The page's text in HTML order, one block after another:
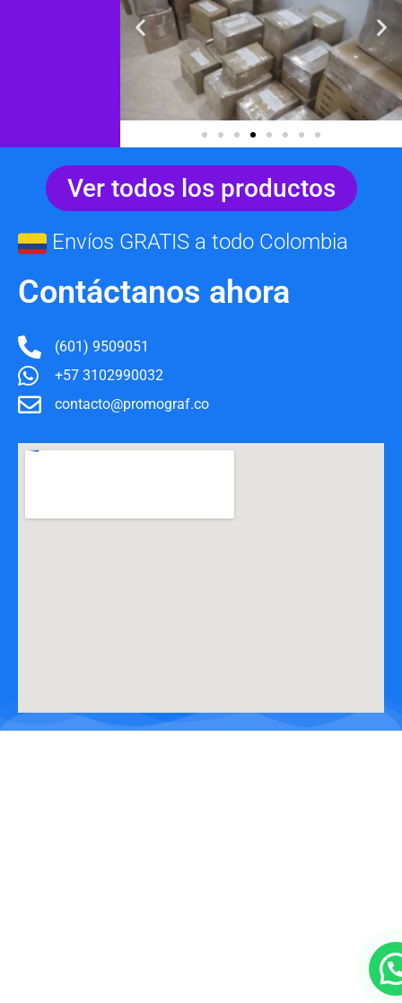
Ver todos los productos
Envíos GRATIS a todo Colombia
Contáctanos ahora
(601) 9509051
+57 3102990032
contacto@promograf.co